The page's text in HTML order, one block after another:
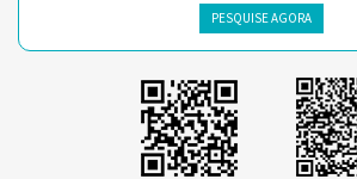
PESQUISE AGORA